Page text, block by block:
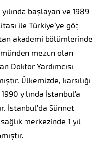
başlayan ve 1989
ile Türkiye’ye göç
akademi bölümlerinde
mezun olan
Doktor Yardımcısı
Ülkemizde, karşılığı
yılında İstanbul’a
İstanbul’da Sünnet
merkezinde 1 yıl